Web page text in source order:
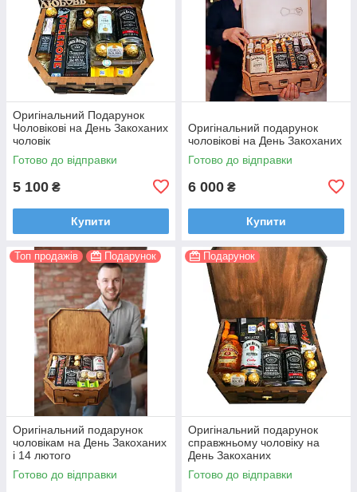
Оригінальний Подарунок
Чоловікові на День Закоханих
чоловік
Готово до відправки
5 100 ₴
Купити
Оригінальний подарунок
чоловікові на День Закоханих
Готово до відправки
6 000 ₴
Купити
Топ продажів Подарунок
Оригінальний подарунок
чоловікам на День Закоханих
і 14 лютого
Готово до відправки
Подарунок
Оригінальний подарунок
справжньому чоловіку на
День Закоханих
Готово до відправки